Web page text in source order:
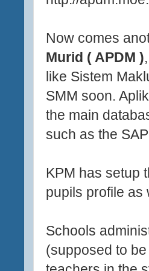
Now comes
Murid ( APDM )
like Sistem
SMM soon.
the main
such as the
KPM has setup
pupils profile as
Schools
(supposed to